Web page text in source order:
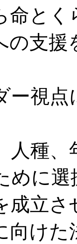
命と
の支
視点
人種
めに
成立
向け